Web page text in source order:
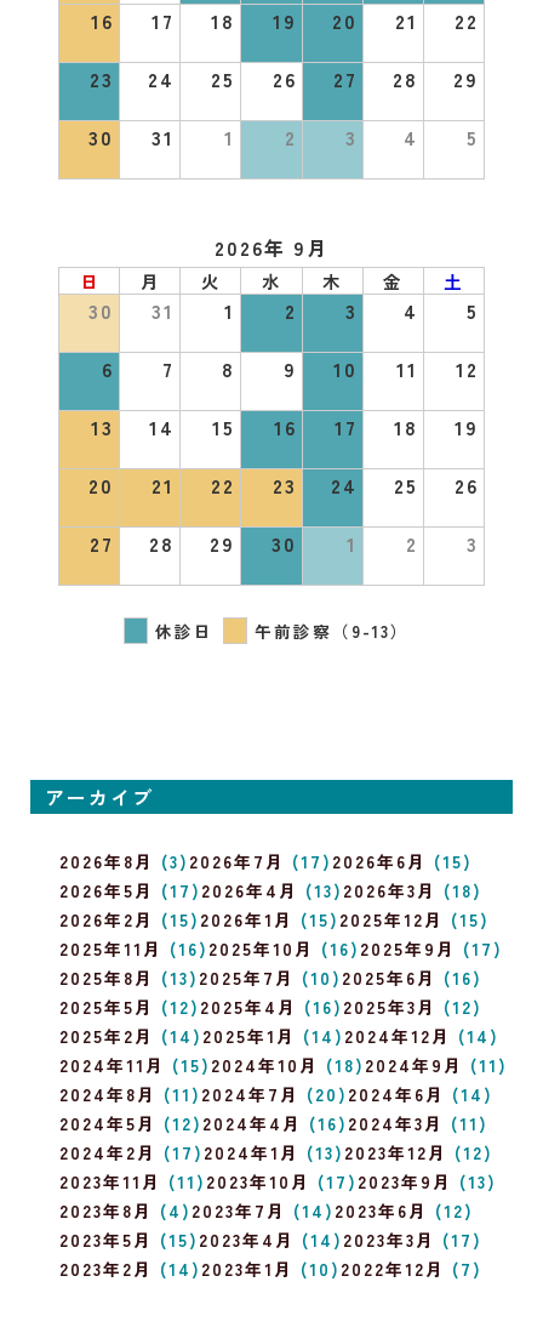
16
17 18 19 20 21
22
23
24 25 26 27 28
29
30
31 1 2 3 4 5
2026年 9月
日 月 火 水 木 金 土
30 31 1 2 3 4
5
6
7 8 9 10 11
12
13
14 15 16 17 18
19
20
21 22 23 24 25
26
27
28 29 30 1 2 3
休診日 午前診察（9-13）
アーカイブ
2026年8月 (3) 2026年7月 (17) 2026年6月 (15)
2026年5月 (17) 2026年4月 (13) 2026年3月 (18)
2026年2月 (15) 2026年1月 (15) 2025年12月 (15)
2025年11月 (16) 2025年10月 (16) 2025年9月 (17)
2025年8月 (13) 2025年7月 (10) 2025年6月 (16)
2025年5月 (12) 2025年4月 (16) 2025年3月 (12)
2025年2月 (14) 2025年1月 (14) 2024年12月 (14)
2024年11月 (15) 2024年10月 (18) 2024年9月 (11)
2024年8月 (11) 2024年7月 (20) 2024年6月 (14)
2024年5月 (12) 2024年4月 (16) 2024年3月 (11)
2024年2月 (17) 2024年1月 (13) 2023年12月 (12)
2023年11月 (11) 2023年10月 (17) 2023年9月 (13)
2023年8月 (4) 2023年7月 (14) 2023年6月 (12)
2023年5月 (15) 2023年4月 (14) 2023年3月 (17)
2023年2月 (14) 2023年1月 (10) 2022年12月 (7)